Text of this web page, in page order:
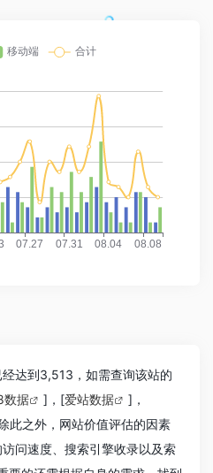
达到3,513，如需查询该站的
数据 ]，[爱站数据
]，
此之外，网站价值评估的因素
问速度、搜索引擎收录以及索